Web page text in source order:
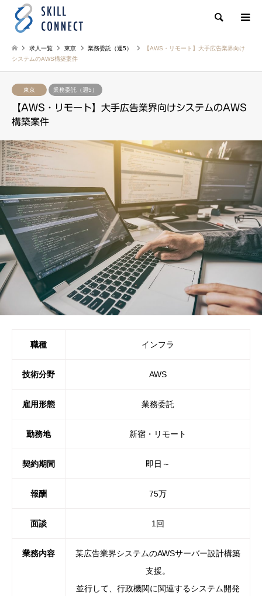
検索
求人一覧 東京 業務委託（週5）
【AWS・リモート】大手広告業界向け
システムのAWS構築案件
東京 業務委託（週5）
【AWS・リモート】大手広告業界向けシステムのAWS
構築案件
職種 インフラ
技術分野 AWS
雇用形態 業務委託
勤務地 新宿・リモート
契約期間 即日～
報酬 75万
面談 1回
業務内容
某広告業界システムのAWSサーバー設計構築
支援。
並行して、行政機関に関連するシステム開発